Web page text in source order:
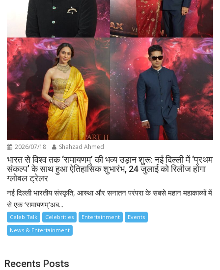
2026/07/18 Shahzad Ahmed
भारत से विश्व तक ‘रामायणम्’ की भव्य उड़ान शुरू: नई दिल्ली में ‘प्रथम
संकल्प’ के साथ हुआ ऐतिहासिक शुभारंभ, 24 जुलाई को रिलीज होगा
ग्लोबल ट्रेलर
नई दिल्ली भारतीय संस्कृति, आस्था और सनातन परंपरा के सबसे महान महाकाव्यों में
से एक ‘रामायणम्’अब...
Celeb Talk Celebrities Entertainment
Events
News & Entertainment
Recents Posts